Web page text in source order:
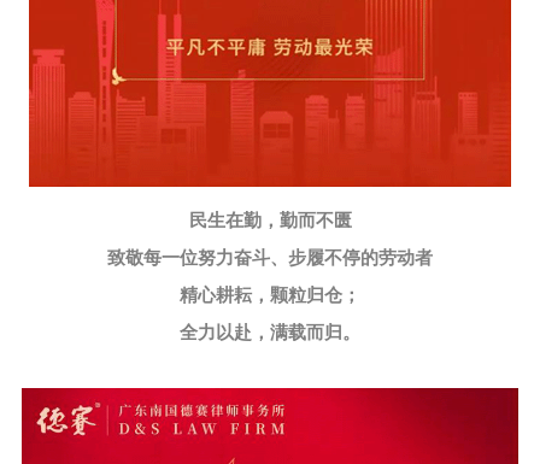
民生在勤，勤而不匮
致敬每一位努力奋斗、步履不停的劳动者
精心耕耘，颗粒归仓；
全力以赴，满载而归。